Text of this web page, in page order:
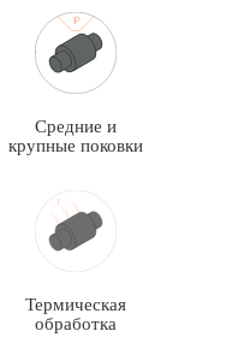
Средние и
крупные поковки
Термическая
обработка